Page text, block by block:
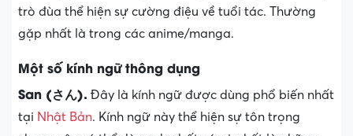
trò đùa thể hiện sự cường điệu về tuổi tác. Thường
gặp nhất là trong các anime/manga.
Một số kính ngữ thông dụng
San (さん). Đây là kính ngữ được dùng phổ biến nhất
tại Nhật Bản. Kính ngữ này thể hiện sự tôn trọng